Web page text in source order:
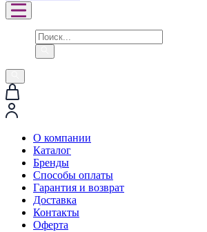
О компании
Каталог
Бренды
Способы оплаты
Гарантия и возврат
Доставка
Контакты
Оферта